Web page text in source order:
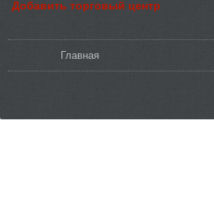
Добавить торговый центр
Главная